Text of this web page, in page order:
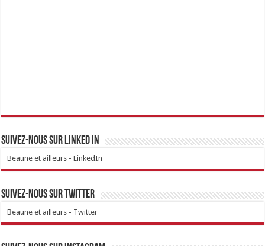
Suivez-nous sur linked IN
Beaune et ailleurs - LinkedIn
Suivez-nous sur Twitter
Beaune et ailleurs - Twitter